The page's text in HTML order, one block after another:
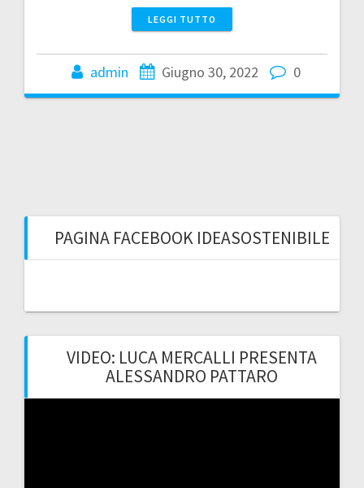
LEGGI TUTTO
admin Giugno 30, 2022 0
PAGINA FACEBOOK IDEASOSTENIBILE
VIDEO: LUCA MERCALLI PRESENTA
ALESSANDRO PATTARO